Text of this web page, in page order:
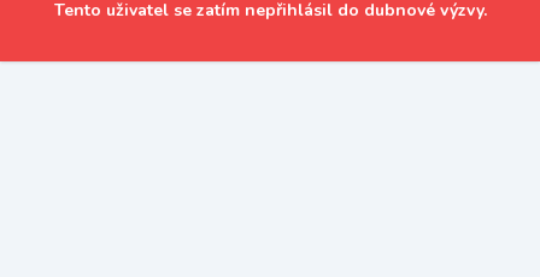
Tento uživatel se zatím nepřihlásil do dubnové výzvy.